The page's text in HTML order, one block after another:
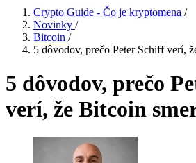
Crypto Guide - Čo je kryptomena /
Novinky /
Bitcoin /
5 dôvodov, prečo Peter Schiff verí,
5 dôvodov, prečo
verí, že Bitcoin